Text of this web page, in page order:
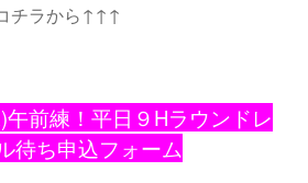
チラから↑↑↑
午前練！平日９Hラウンドレ
待ち申込フォーム